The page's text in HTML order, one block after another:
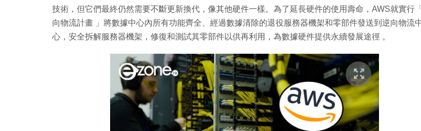
技術，但它們最終仍然需要不斷更新換代，像其他硬件一樣。為了延長硬件的使用壽命，AWS就實行
向物流計畫 」將數據中心內所有功能齊全、經過數據清除的退役服務器機架和零部件發送到逆向物流
心，安全拆解服務器機架，修復和測試其零部件以供再利用，為數據硬件提供永續發展途徑 。